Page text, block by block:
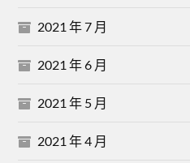
2021 年 7 月
2021 年 6 月
2021 年 5 月
2021 年 4 月